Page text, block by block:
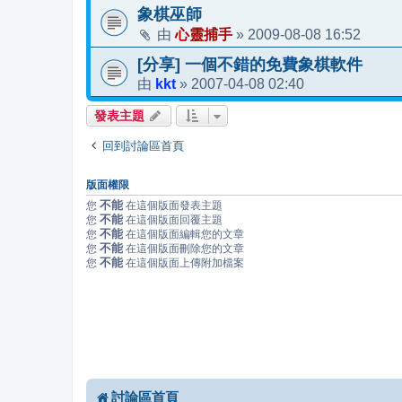
象棋巫師
由心靈捕手 » 2009-08-08 16:52
[分享] 一個不錯的免費象棋軟件
由 kkt » 2007-04-08 02:40
發表主題
回到討論區首頁
版面權限
您 不能 在這個版面發表主題
您 不能 在這個版面回覆主題
您 不能 在這個版面編輯您的文章
您 不能 在這個版面刪除您的文章
您 不能 在這個版面上傳附加檔案
討論區首頁